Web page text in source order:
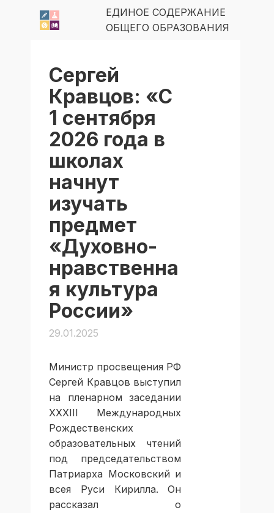
ЕДИНОЕ СОДЕРЖАНИЕ
ОБЩЕГО ОБРАЗОВАНИЯ
Сергей
Кравцов: «С
1 сентября
2026 года в
школах
начнут
изучать
предмет
«Духовно-
нравственна
я культура
России»
29.01.2025
Министр просвещения РФ
Сергей Кравцов выступил
на пленарном заседании
XXXIII Международных
Рождественских
образовательных чтений
под председательством
Патриарха Московский и
всея Руси Кирилла. Он
рассказал о